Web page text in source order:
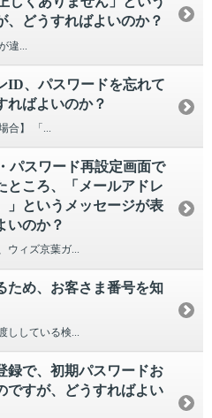
、どうすればよいのか？
違...
ID、パスワードを忘れて
ればよいのか？
合】 「...
パスワード再設定画面で
ところ、「メールアドレ
」というメッセージが表
いのか？
ウィズ京葉ガ...
ため、お客さま番号を知
ししている検...
録で、初期パスワードお
ですが、どうすればよい